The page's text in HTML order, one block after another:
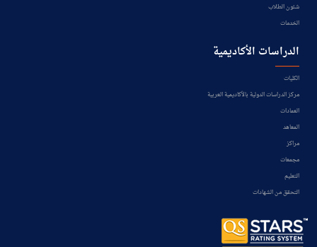
شئون الطلاب
الخدمات
الدراسات الأكاديمية
الكليات
مركز الدراسات الدولية بالأكاديمية العربية
العمادات
المعاهد
مراكز
مجمعات
التعليم
التحقق من الشهادات